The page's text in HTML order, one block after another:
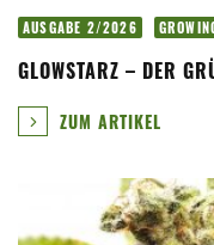
AUSGABE 2/2026
GLOWSTARZ – DER
ZUM ARTIKEL